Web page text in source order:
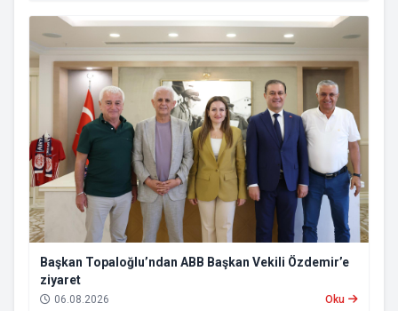
Başkan Topaloğlu’ndan ABB Başkan Vekili Özdemir’e
ziyaret
06.08.2026 Oku